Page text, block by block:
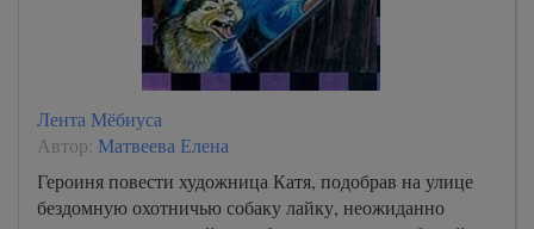
Лента Мёбиуса
Автор: Матвеева Елена
Героиня повести художница Катя, подобрав на улице
бездомную охотничью собаку лайку, неожиданно